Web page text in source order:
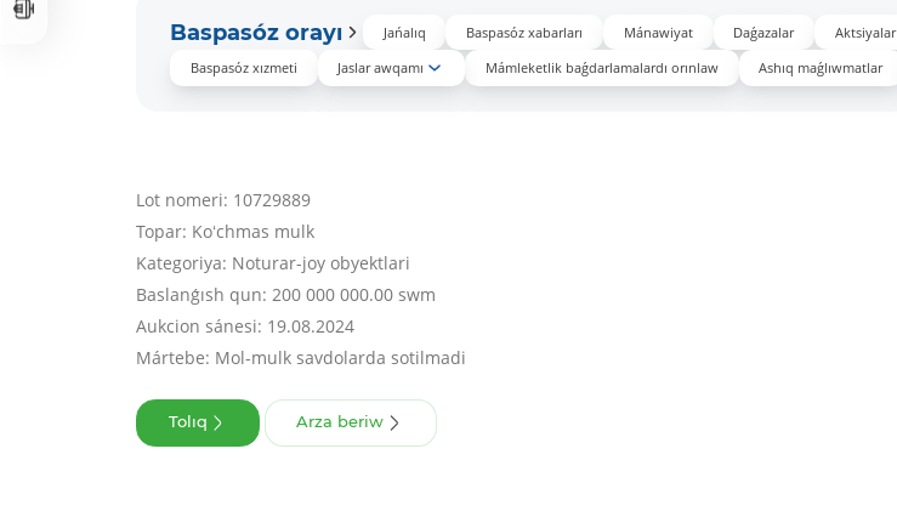
Baspasóz orayı Jańalıq Baspasóz xabarları Mánawiyat Daǵazalar Aktsiyalar
Baspasóz xızmeti
Jaslar awqamı Mámleketlik baǵdarlamalardı orınlaw Ashıq maǵlıwmatlar
Lot nomeri: 10729889
Topar: Koʻchmas mulk
Kategoriya: Noturar-joy obyektlari
Baslanǵısh qun: 200 000 000.00 swm
Aukcion sánesi: 19.08.2024
Mártebe: Mol-mulk savdolarda sotilmadi
Tolıq Arza beriw